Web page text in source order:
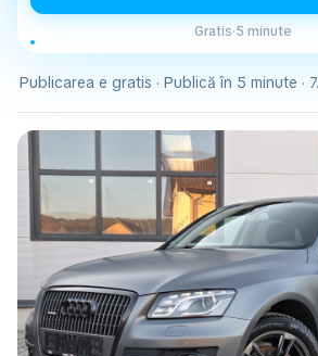
Gratis·5 minute
Publicarea e gratis · Publică în 5 minute ·